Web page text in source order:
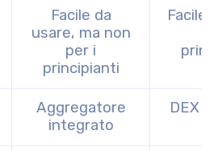
Facile da
usare, ma non
per i
principianti
Facile
Aggregatore
integrato
DEX